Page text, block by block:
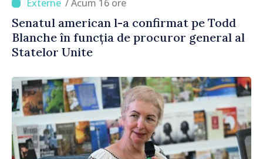
/ Acum 16 ore
Senatul american l-a confirmat pe Todd
Blanche în funcția de procuror general al
Statelor Unite